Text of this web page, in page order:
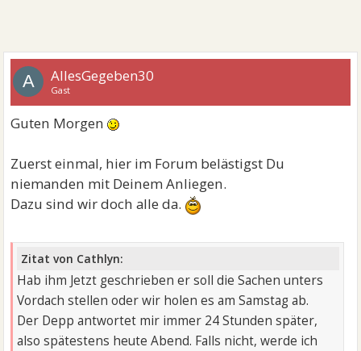
A AllesGegeben30
Gast
Guten Morgen
Zuerst einmal, hier im Forum belästigst Du
niemanden mit Deinem Anliegen.
Dazu sind wir doch alle da.
Zitat von Cathlyn:
Hab ihm Jetzt geschrieben er soll die Sachen unters
Vordach stellen oder wir holen es am Samstag ab.
Der Depp antwortet mir immer 24 Stunden später,
also spätestens heute Abend. Falls nicht, werde ich